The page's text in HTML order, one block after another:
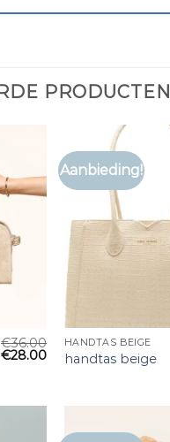
PRODUCTEN
€36.00
€28.00
Aanbieding!
HANDTAS BEIGE
handtas beige